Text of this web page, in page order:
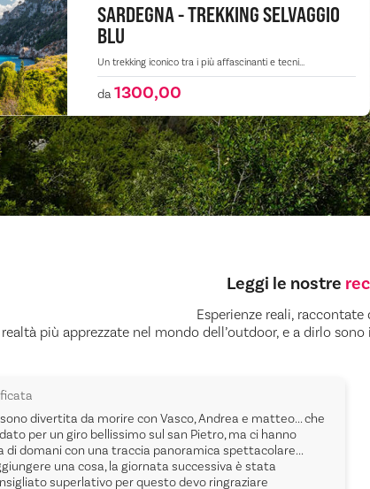
SARDEGNA - TREKKING SELVAGGIO
BLU
Un trekking iconico tra i più affascinanti e tecni...
da 1300,00
Leggi le nostre
Esperienze reali,
più apprezzate nel mondo dell’outdoor, e a dirlo
divertita da morire con Vasco, Andrea e matteo... che
per un giro bellissimo sul san Pietro, ma ci hanno
domani con una traccia panoramica spettacolare...
una cosa, la giornata successiva è stata
superlativo per questo devo ringraziare